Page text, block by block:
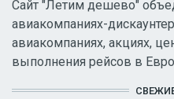
Сайт "Летим дешево"
авиакомпаниях-
авиакомпаниях, акциях,
выполнения рейсов в